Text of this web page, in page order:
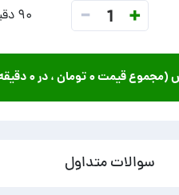
+
1
- ۹۰ دقیقه
(مجموع قیمت۰ تومان ، در۰ دقیقه
سوالات متداول